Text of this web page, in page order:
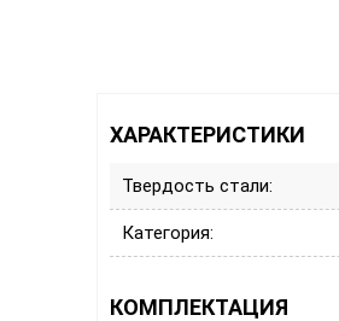
ХАРАКТЕРИСТИКИ
Твердость стали:
Категория:
КОМПЛЕКТАЦИЯ